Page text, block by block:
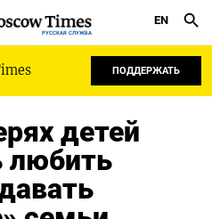
РУССКАЯ СЛУЖБА
EN
ПОДДЕРЖАТЬ
детей
любить